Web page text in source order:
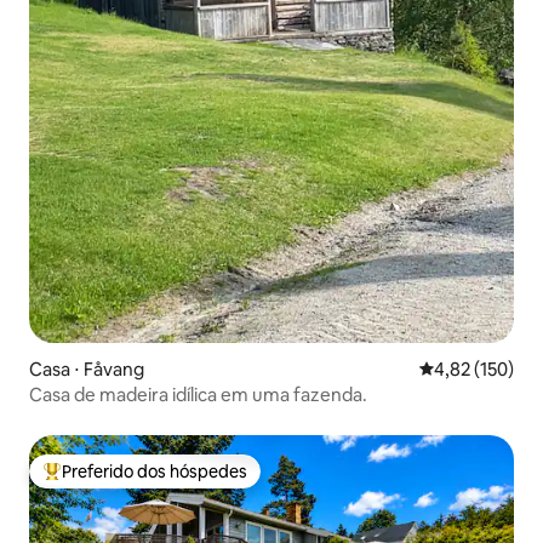
Casa ⋅ Fåvang 4,82 de uma
4,82 (150)
Casa de madeira idílica em uma fazenda.
Entre os melhores preferidos dos hóspedes
Preferido dos hóspedes